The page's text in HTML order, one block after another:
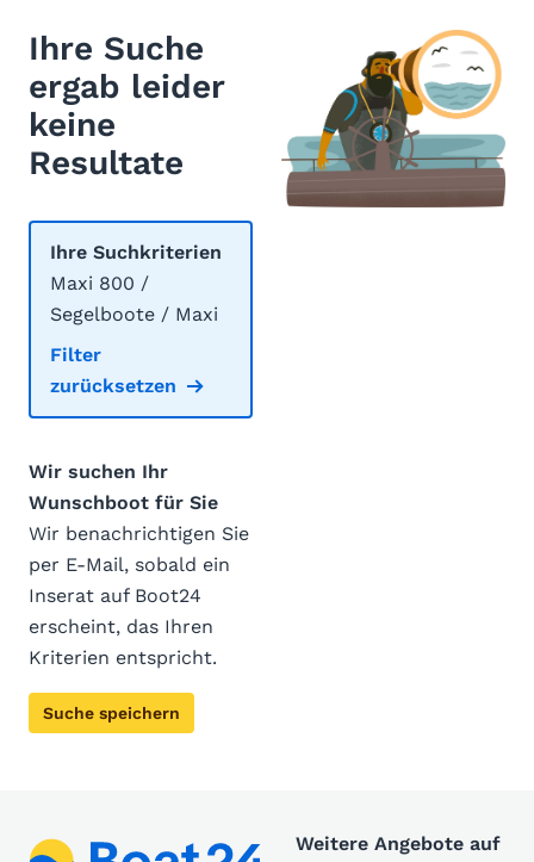
Ihre Suche
ergab leider
keine
Resultate
Ihre Suchkriterien
Maxi 800 /
Segelboote / Maxi
Filter
zurücksetzen
Wir suchen Ihr
Wunschboot für Sie
Wir benachrichtigen Sie
per E-Mail, sobald ein
Inserat auf Boot24
erscheint, das Ihren
Kriterien entspricht.
Suche speichern
Weitere Angebote auf